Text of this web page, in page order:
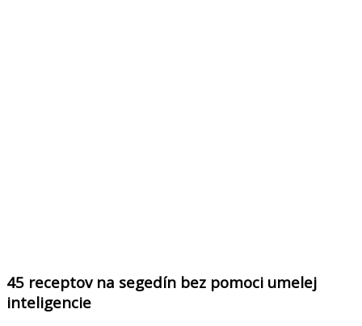
45 receptov na segedín bez pomoci umelej
inteligencie